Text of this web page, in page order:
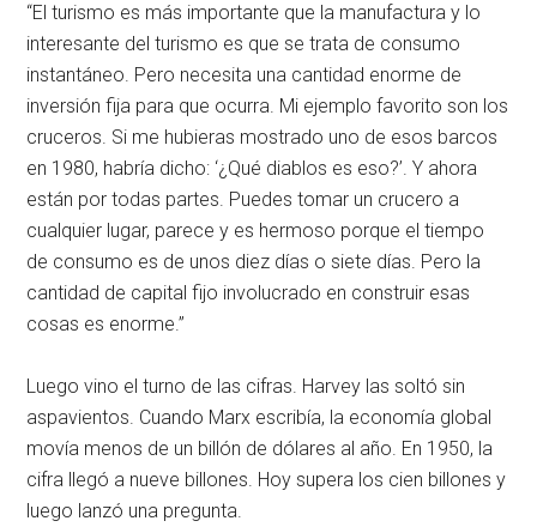
“El turismo es más importante que la manufactura y lo
interesante del turismo es que se trata de consumo
instantáneo. Pero necesita una cantidad enorme de
inversión fija para que ocurra. Mi ejemplo favorito son los
cruceros. Si me hubieras mostrado uno de esos barcos
en 1980, habría dicho: ‘¿Qué diablos es eso?’. Y ahora
están por todas partes. Puedes tomar un crucero a
cualquier lugar, parece y es hermoso porque el tiempo
de consumo es de unos diez días o siete días. Pero la
cantidad de capital fijo involucrado en construir esas
cosas es enorme.”
Luego vino el turno de las cifras. Harvey las soltó sin
aspavientos. Cuando Marx escribía, la economía global
movía menos de un billón de dólares al año. En 1950, la
cifra llegó a nueve billones. Hoy supera los cien billones y
luego lanzó una pregunta.